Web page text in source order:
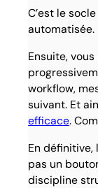
C’est le
automatisée.
Ensuite,
workflow,
suivant. Et
efficace.
En définitive,
pas un
discipline